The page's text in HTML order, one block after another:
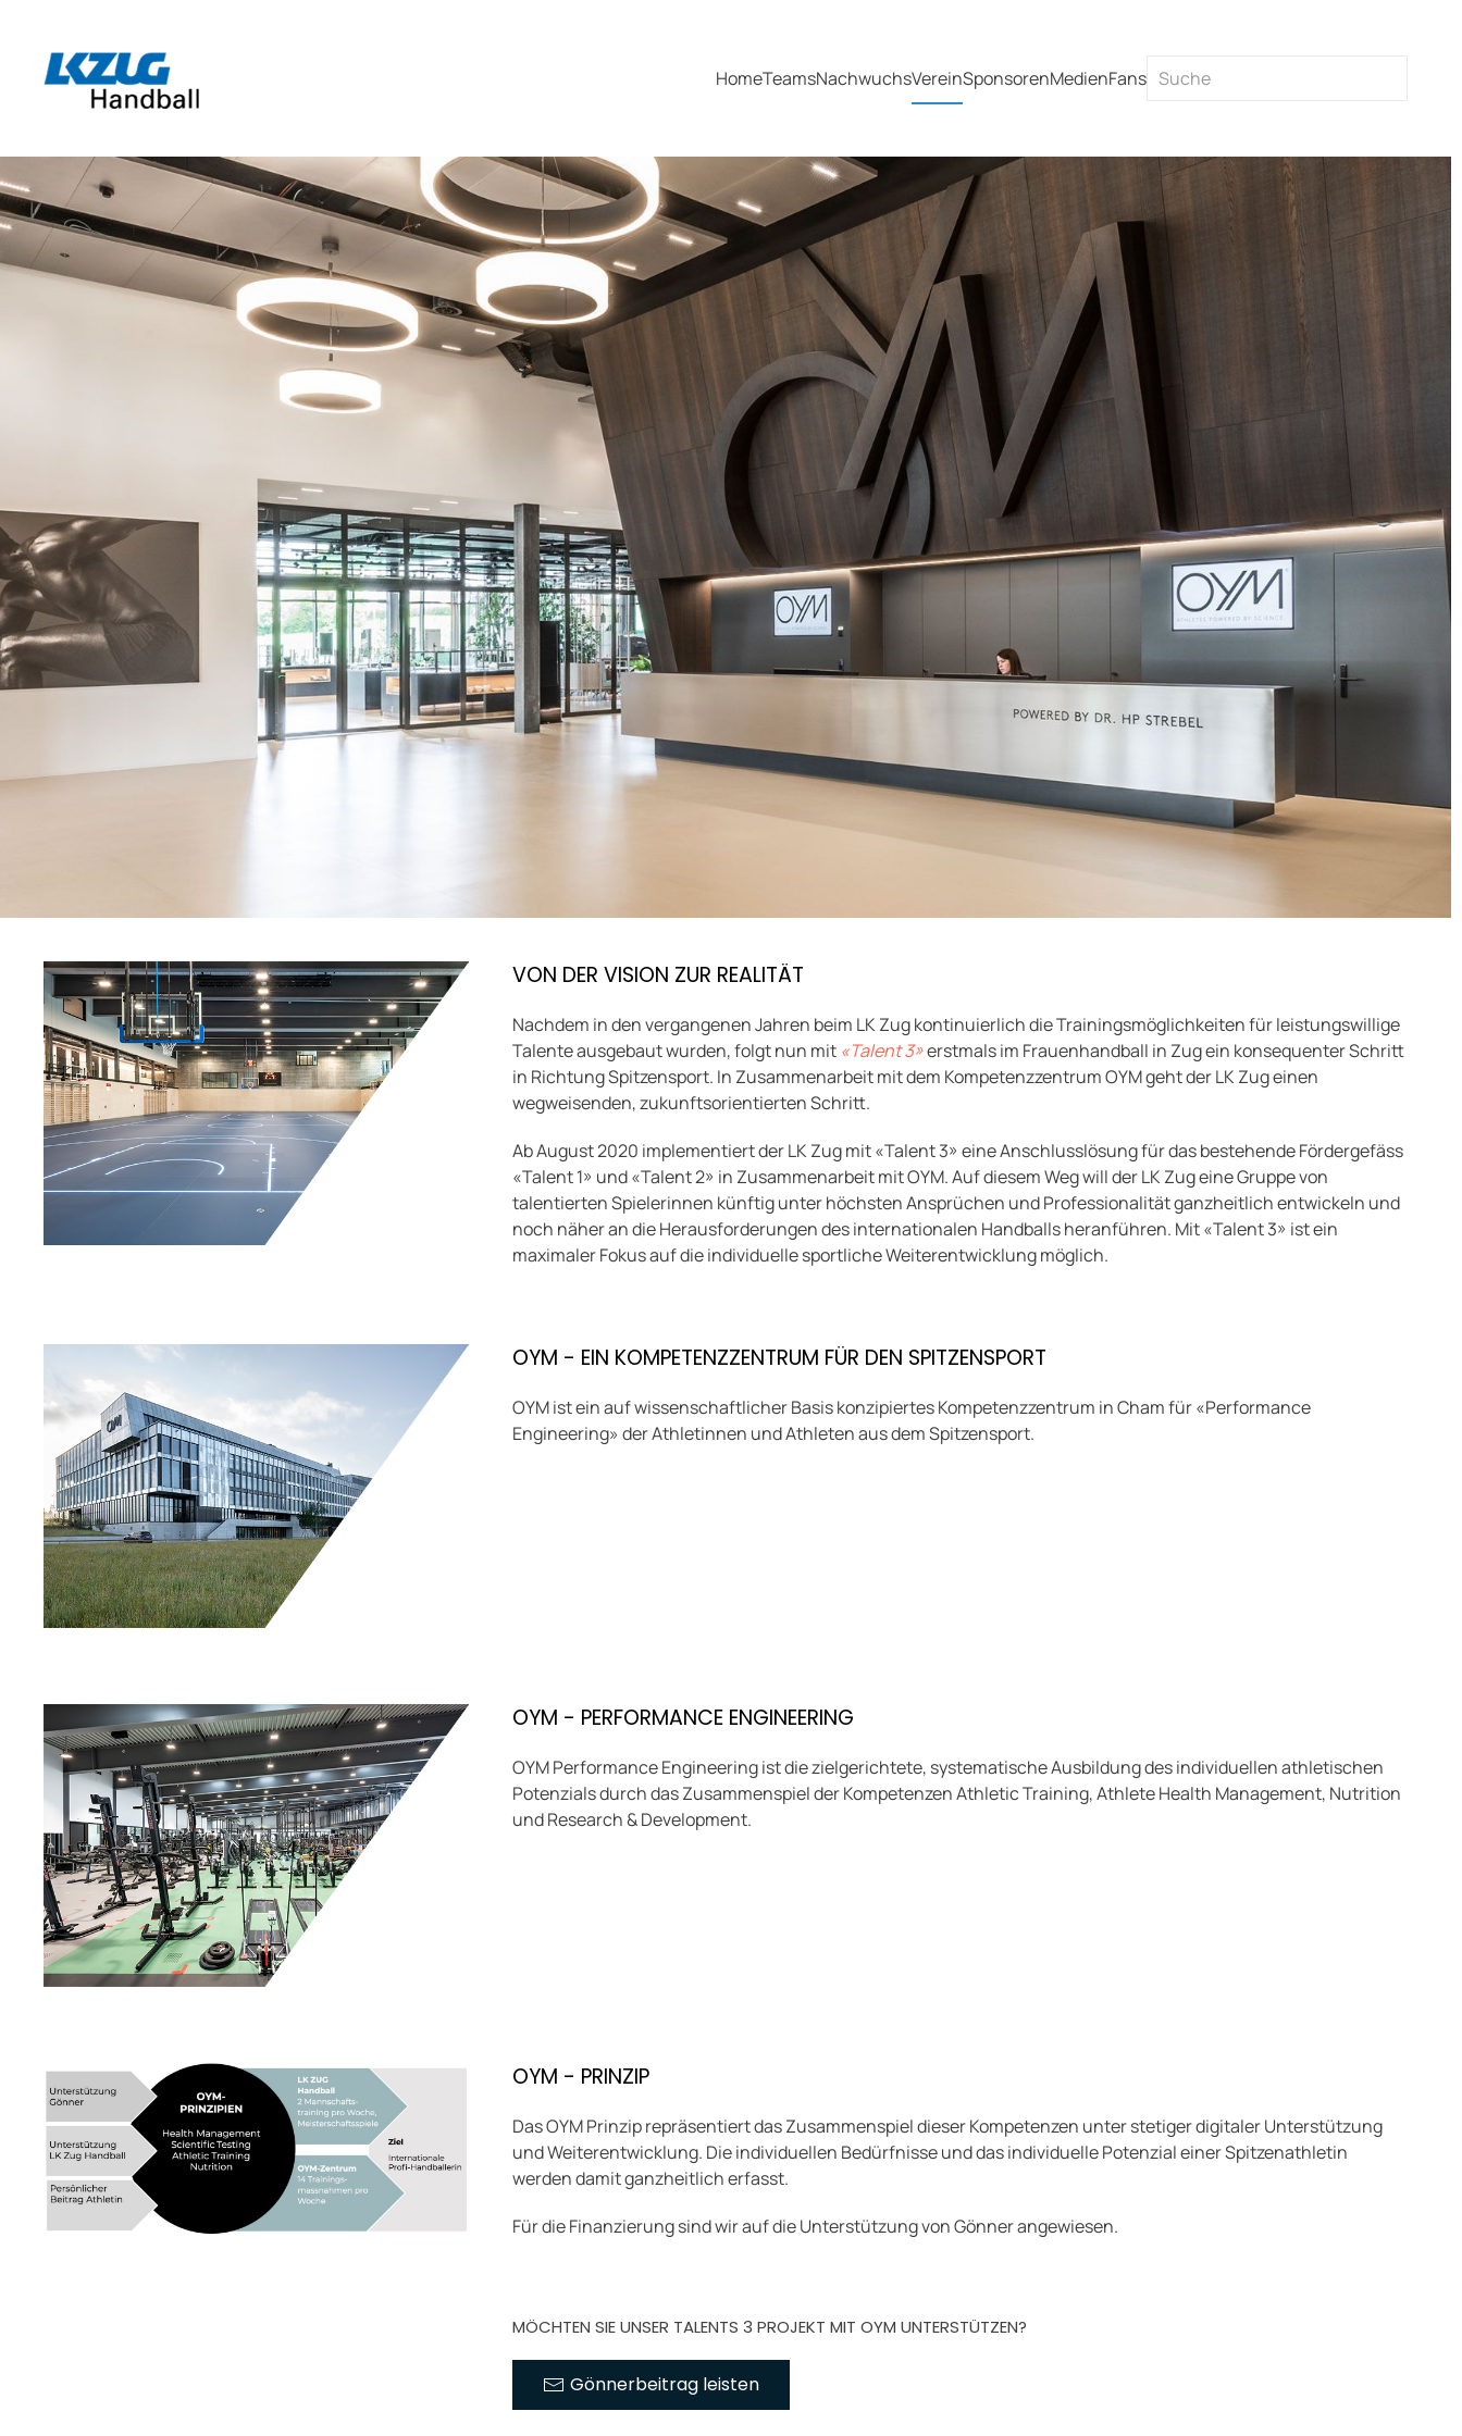
Zum Hauptinhalt springen HomeTeamsNachwuchsVereinSponsorenMedienFans
VON DER VISION ZUR REALITÄT
Nachdem in den vergangenen Jahren beim LK Zug kontinuierlich die Trainingsmöglichkeiten für leistungswillige
Talente ausgebaut wurden, folgt nun mit «Talent 3»erstmals im Frauenhandball in Zug ein konsequenter Schritt
in Richtung Spitzensport. In Zusammenarbeit mit dem Kompetenzzentrum OYM geht der LK Zug einen
wegweisenden, zukunftsorientierten Schritt.
Ab August 2020 implementiert der LK Zug mit «Talent 3» eine Anschlusslösung für das bestehende Fördergefäss
«Talent 1» und «Talent 2» in Zusammenarbeit mit OYM. Auf diesem Weg will der LK Zug eine Gruppe von
talentierten Spielerinnen künftig unter höchsten Ansprüchen und Professionalität ganzheitlich entwickeln und
noch näher an die Herausforderungen des internationalen Handballs heranführen. Mit «Talent 3» ist ein
maximaler Fokus auf die individuelle sportliche Weiterentwicklung möglich.
OYM - EIN KOMPETENZZENTRUM FÜR DEN SPITZENSPORT
OYM ist ein auf wissenschaftlicher Basis konzipiertes Kompetenzzentrum in Cham für «Performance
Engineering» der Athletinnen und Athleten aus dem Spitzensport.
OYM - PERFORMANCE ENGINEERING
OYM Performance Engineering ist die zielgerichtete, systematische Ausbildung des individuellen athletischen
Potenzials durch das Zusammenspiel der Kompetenzen Athletic Training, Athlete Health Management, Nutrition
und Research & Development.
OYM - PRINZIP
Das OYM Prinzip repräsentiert das Zusammenspiel dieser Kompetenzen unter stetiger digitaler Unterstützung
und Weiterentwicklung. Die individuellen Bedürfnisse und das individuelle Potenzial einer Spitzenathletin
werden damit ganzheitlich erfasst.
Für die Finanzierung sind wir auf die Unterstützung von Gönner angewiesen.
MÖCHTEN SIE UNSER TALENTS 3 PROJEKT MIT OYM UNTERSTÜTZEN?
Gönnerbeitrag leisten